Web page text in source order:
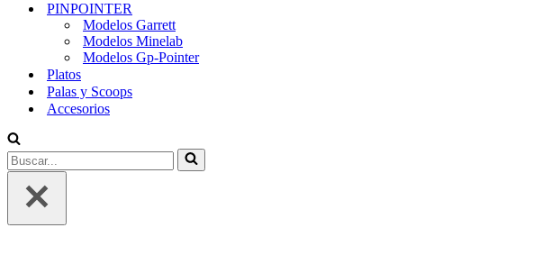
PINPOINTER
Modelos Garrett
Modelos Minelab
Modelos Gp-Pointer
Platos
Palas y Scoops
Accesorios
Buscar...